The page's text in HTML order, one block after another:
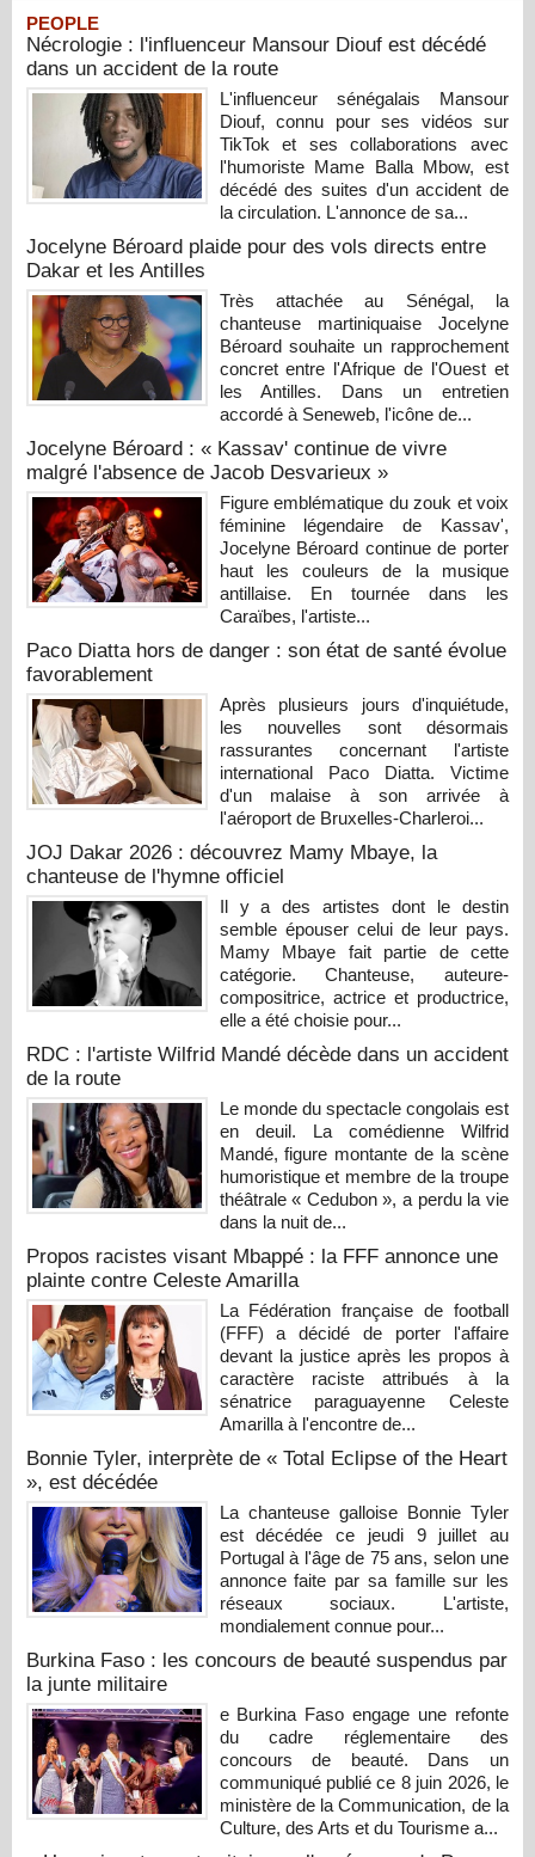
PEOPLE
Nécrologie : l'influenceur Mansour Diouf est décédé
dans un accident de la route
L'influenceur sénégalais Mansour
Diouf, connu pour ses vidéos sur
TikTok et ses collaborations avec
l'humoriste Mame Balla Mbow, est
décédé des suites d'un accident de
la circulation. L'annonce de sa...
Jocelyne Béroard plaide pour des vols directs entre
Dakar et les Antilles
Très attachée au Sénégal, la
chanteuse martiniquaise Jocelyne
Béroard souhaite un rapprochement
concret entre l'Afrique de l'Ouest et
les Antilles. Dans un entretien
accordé à Seneweb, l'icône de...
Jocelyne Béroard : « Kassav' continue de vivre
malgré l'absence de Jacob Desvarieux »
Figure emblématique du zouk et voix
féminine légendaire de Kassav',
Jocelyne Béroard continue de porter
haut les couleurs de la musique
antillaise. En tournée dans les
Caraïbes, l'artiste...
Paco Diatta hors de danger : son état de santé évolue
favorablement
Après plusieurs jours d'inquiétude,
les nouvelles sont désormais
rassurantes concernant l'artiste
international Paco Diatta. Victime
d'un malaise à son arrivée à
l'aéroport de Bruxelles-Charleroi...
JOJ Dakar 2026 : découvrez Mamy Mbaye, la
chanteuse de l'hymne officiel
Il y a des artistes dont le destin
semble épouser celui de leur pays.
Mamy Mbaye fait partie de cette
catégorie. Chanteuse, auteure-
compositrice, actrice et productrice,
elle a été choisie pour...
RDC : l'artiste Wilfrid Mandé décède dans un accident
de la route
Le monde du spectacle congolais est
en deuil. La comédienne Wilfrid
Mandé, figure montante de la scène
humoristique et membre de la troupe
théâtrale « Cedubon », a perdu la vie
dans la nuit de...
Propos racistes visant Mbappé : la FFF annonce une
plainte contre Celeste Amarilla
La Fédération française de football
(FFF) a décidé de porter l'affaire
devant la justice après les propos à
caractère raciste attribués à la
sénatrice paraguayenne Celeste
Amarilla à l'encontre de...
Bonnie Tyler, interprète de « Total Eclipse of the Heart
», est décédée
La chanteuse galloise Bonnie Tyler
est décédée ce jeudi 9 juillet au
Portugal à l'âge de 75 ans, selon une
annonce faite par sa famille sur les
réseaux sociaux. L'artiste,
mondialement connue pour...
Burkina Faso : les concours de beauté suspendus par
la junte militaire
e Burkina Faso engage une refonte
du cadre réglementaire des
concours de beauté. Dans un
communiqué publié ce 8 juin 2026, le
ministère de la Communication, de la
Culture, des Arts et du Tourisme a...